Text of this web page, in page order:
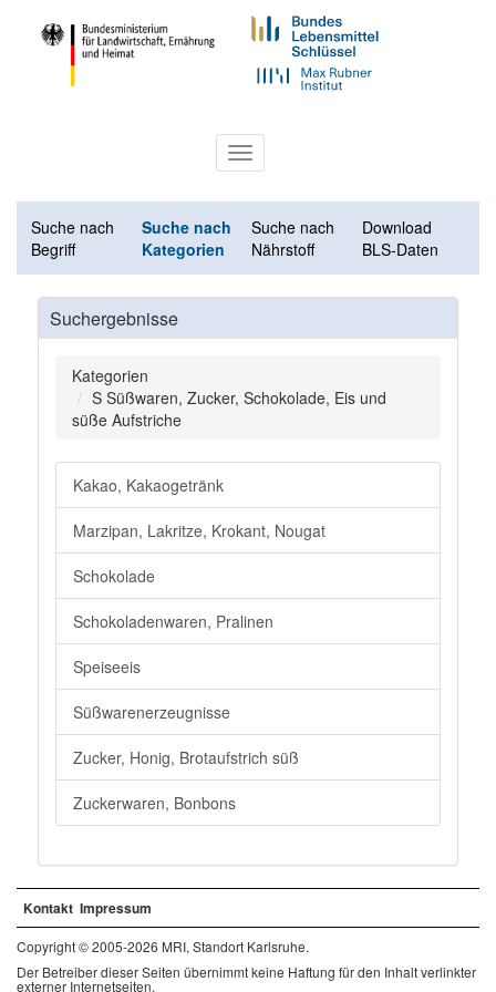
Toggle
navigation
Suche nach
Begriff
Suche nach
Kategorien
Suche nach
Nährstoff
Download
BLS-Daten
Suchergebnisse
Kategorien
S Süßwaren, Zucker, Schokolade, Eis und
süße Aufstriche
Kakao, Kakaogetränk
Marzipan, Lakritze, Krokant, Nougat
Schokolade
Schokoladenwaren, Pralinen
Speiseeis
Süßwarenerzeugnisse
Zucker, Honig, Brotaufstrich süß
Zuckerwaren, Bonbons
Kontakt Impressum
Copyright © 2005-2026 MRI, Standort Karlsruhe.
Der Betreiber dieser Seiten übernimmt keine Haftung für den Inhalt verlinkter
externer Internetseiten.